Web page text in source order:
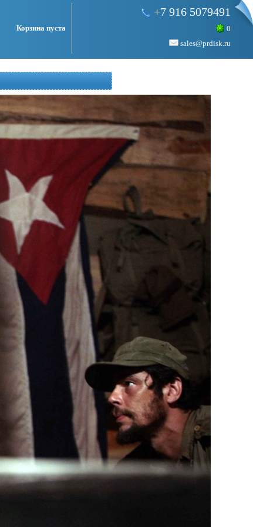
Корзина пуста
+7 916 5079491
0
sales@prdisk.ru